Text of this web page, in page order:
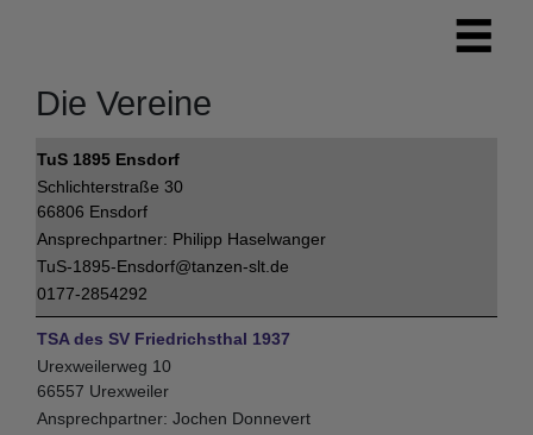
Die Vereine
TuS 1895 Ensdorf
Schlichterstraße 30
66806 Ensdorf
Philipp Haselwanger
TuS-1895-Ensdorf@tanzen-slt.de
0177-2854292
TSA des SV Friedrichsthal 1937
Urexweilerweg 10
66557 Urexweiler
Jochen Donnevert